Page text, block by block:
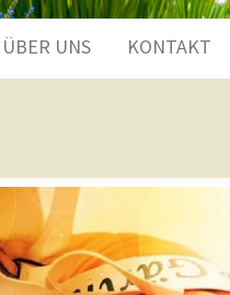
ÜBER UNS KONTAKT